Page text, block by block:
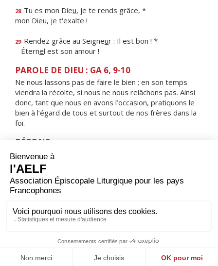
28 Tu es mon Dieu, je te rends grâce, *
mon Dieu, je t'exalte !
29 Rendez grâce au Seigneur : Il est bon ! *
Éternel est son amour !
PAROLE DE DIEU : GA 6, 9-10
Ne nous lassons pas de faire le bien ; en son temps
viendra la récolte, si nous ne nous relâchons pas. Ainsi
donc, tant que nous en avons l’occasion, pratiquons le
bien à l’égard de tous et surtout de nos frères dans la
foi.
RÉPONS
V/ J'appelle de tout cœur, réponds-moi,
je garderai tes commandements.
ORAISON
Tu as voulu, Seigneur, qu'en recevant ta grâce nous
l'erreur nous plonge dans la nuit, mais accorde-nous